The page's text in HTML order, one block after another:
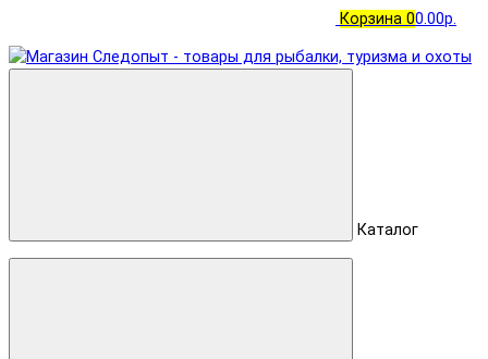
Корзина 00.00р.
Каталог